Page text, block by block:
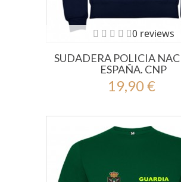
0 reviews
SUDADERA POLICIA
ESPAÑA. CNP
19,90 €